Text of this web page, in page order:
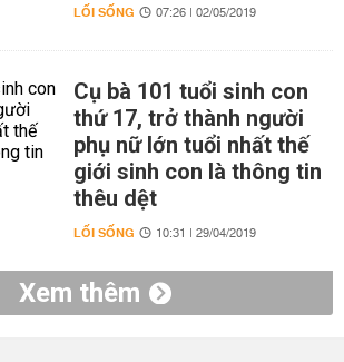
LỐI SỐNG 07:26 | 02/05/2019
Cụ bà 101 tuổi sinh con
thứ 17, trở thành người
phụ nữ lớn tuổi nhất thế
giới sinh con là thông tin
thêu dệt
LỐI SỐNG 10:31 | 29/04/2019
Xem thêm